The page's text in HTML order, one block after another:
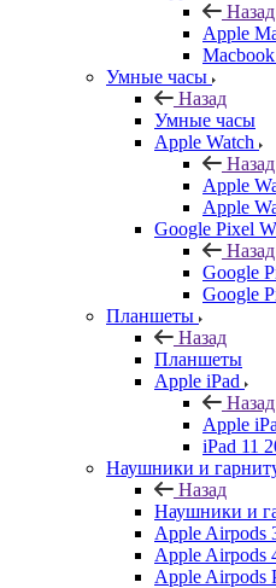
Назад
Apple
Умные часы
Назад
Умные часы
Apple Watch
Назад
Apple
Apple
Google Pixel
Назад
Google
Google
Планшеты
Назад
Планшеты
Apple iPad
Назад
Apple
iPad 11
Наушники и
Назад
Наушники и
Apple Airpods
Apple Airpods
Apple Airpods